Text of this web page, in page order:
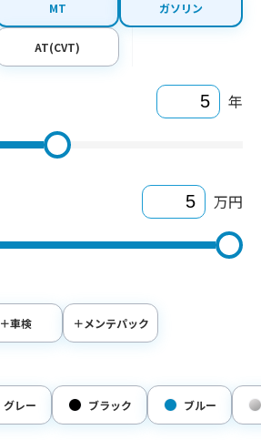
MT
AT(CVT)
ガソリン
年
万円
＋車検 ＋メンテパック
グレー ブラック ブルー